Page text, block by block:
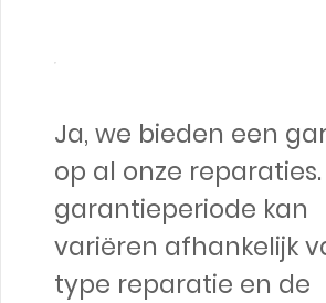
Ja, we bieden een
op al onze reparaties.
garantieperiode kan
variëren afhankelijk
type reparatie en de